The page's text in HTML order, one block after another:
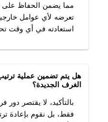
مما يضمن الحفاظ على
تعرضه لأي عوامل
استعادته في أي وقت
هل يتم تضمين عملية
الغرف الجديدة؟
بالتأكيد، لا يقتصر دور
فقط، بل نقوم بإعادة